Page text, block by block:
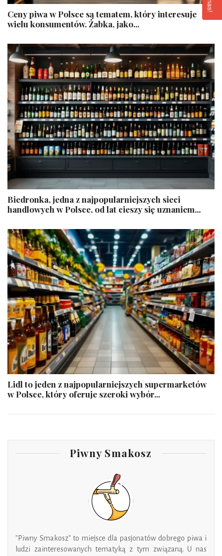
Ceny piwa w Polsce są tematem, który interesuje
wielu konsumentów. Żabka, jako...
Biedronka, jedna z najpopularniejszych sieci
handlowych w Polsce, od lat cieszy się uznaniem...
Lidl to jeden z najpopularniejszych supermarketów
w Polsce, który oferuje szeroki wybór...
Piwny Smakosz
"Piwny Smakosz" to miejsce dla pasjonatów dobrego piwa i
ludzi zainteresowanych tematyką z tym związaną. U nas